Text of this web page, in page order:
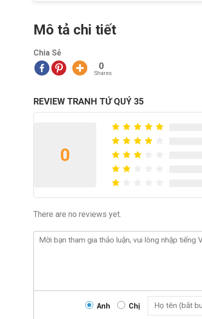
Mô tả chi tiết
Chia Sẻ
0
Shares
REVIEW TRANH TỨ QUÝ 35
0
There are no reviews yet.
Anh Chị